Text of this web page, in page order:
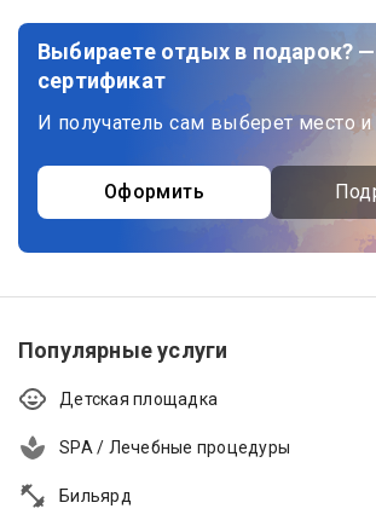
Выбираете отдых в подарок?
сертификат
И получатель сам выберет место и
Оформить
Популярные услуги
Детская площадка
SPA / Лечебные процедуры
Бильярд